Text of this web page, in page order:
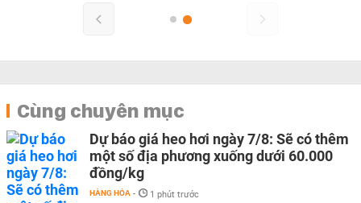
Cùng chuyên mục
Dự báo giá heo hơi ngày 7/8: Sẽ có thêm
một số địa phương xuống dưới 60.000
đồng/kg
HÀNG HÓA - 1 phút trước